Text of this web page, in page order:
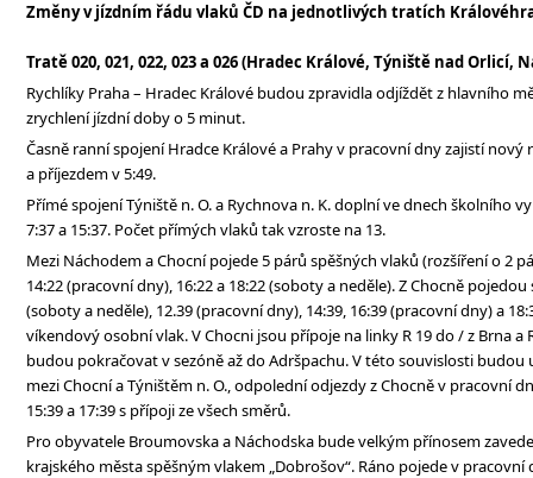
Změny v jízdním řádu vlaků ČD na jednotlivých tratích
Tratě 020, 021, 022, 023 a 026 (Hradec Králové, Týniště nad Orlicí,
Rychlíky Praha – Hradec Králové budou zpravidla odjíždět z hlavního
zrychlení jízdní doby o 5 minut.
Časně ranní spojení Hradce Králové a Prahy v pracovní dny zajistí nový
a příjezdem v 5:49.
Přímé spojení Týniště n. O. a Rychnova n. K. doplní ve dnech školního
7:37 a 15:37. Počet přímých vlaků tak vzroste na 13.
Mezi Náchodem a Chocní pojede 5 párů spěšných vlaků (rozšíření o 2
14:22 (pracovní dny), 16:22 a 18:22 (soboty a neděle). Z Chocně pojedou
(soboty a neděle), 12.39 (pracovní dny), 14:39, 16:39 (pracovní dny) a
víkendový osobní vlak. V Chocni jsou přípoje na linky R 19 do / z Brna a
budou pokračovat v sezóně až do Adršpachu. V této souvislosti
mezi Chocní a Týništěm n. O., odpolední odjezdy z Chocně v pracovní
15:39 a 17:39 s přípoji ze všech směrů.
Pro obyvatele Broumovska a Náchodska bude velkým přínosem
krajského města spěšným vlakem „Dobrošov“. Ráno pojede v pracovní